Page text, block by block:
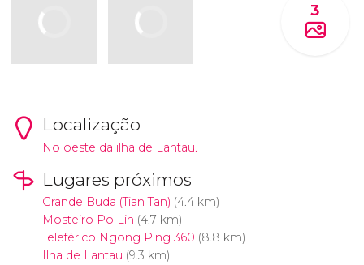
3
Localização
No oeste da ilha de Lantau.
Lugares próximos
Grande Buda (Tian Tan) (4.4 km)
Mosteiro Po Lin (4.7 km)
Teleférico Ngong Ping 360 (8.8 km)
Ilha de Lantau (9.3 km)